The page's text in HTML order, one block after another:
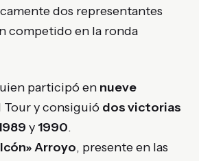
dos representantes
competido en la ronda
participó en nueve
Tour y consiguió dos victorias
y 1990.
Arroyo, presente en las